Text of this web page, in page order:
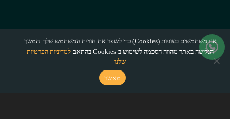
אנו משתמשים בעוגיות (Cookies) כדי לשפר את חוויית המשתמש שלך. המשך
הגלישה באתר מהווה הסכמה לשימוש ב-Cookies בהתאם
למדיניות הפרטיות
שלנו
מאשר